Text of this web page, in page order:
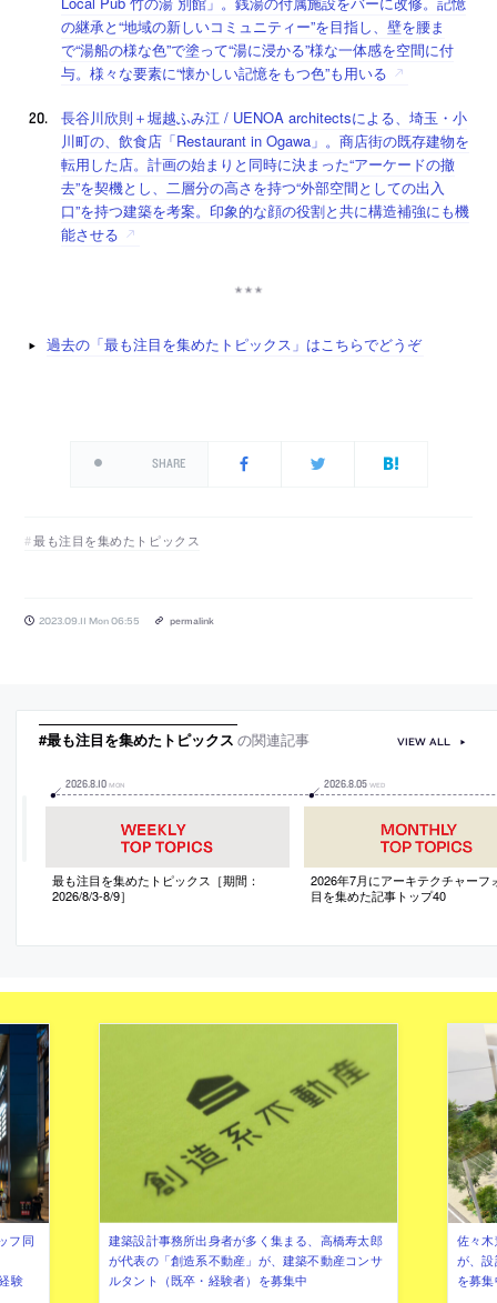
の継承と“地域の新しいコミュニティー”を目指し、壁を腰ま
で“湯船の様な色”で塗って“湯に浸かる”様な一体感を空間に付
与。様々な要素に“懐かしい記憶をもつ色”も用いる
長谷川欣則＋堀越ふみ江 / UENOA architectsによる、埼玉・小
川町の、飲食店「Restaurant in Ogawa」。商店街の既存建物を
転用した店。計画の始まりと同時に決まった“アーケードの撤
去”を契機とし、二層分の高さを持つ“外部空間としての出入
口”を持つ建築を考案。印象的な顔の役割と共に構造補強にも機
能させる
過去の「最も注目を集めたトピックス」はこちらでどうぞ
SHARE
最も注目を集めたトピックス
2023.09.11 Mon 06:55 permalink
#最も注目を集めたトピックス の関連記事
2026.8.10 MON
最も注目を集めたトピックス［期間：
2026/8/3-8/9］
2026.8.05 WED
2026年7月にアーキテクチャーフ
目を集めた記事トップ40
VIEW ALL
フ同
験
建築設計事務所出身者が多く集まる、高橋寿太郎
が代表の「創造系不動産」が、建築不動産コンサ
ルタント（既卒・経験者）を募集中
佐々
が、
を募